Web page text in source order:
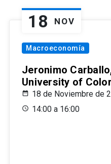
18 NOV
Macroeconomía
Jeronimo
University of
18 de Noviembre de
14:00 a 16:00